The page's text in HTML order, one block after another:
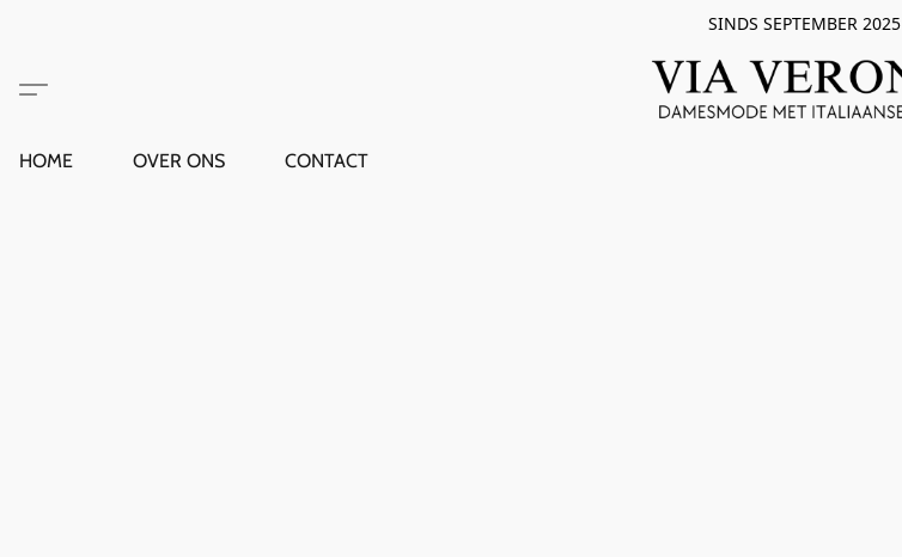
SINDS SEPTEMBER 2025
HOME OVER ONS CONTACT